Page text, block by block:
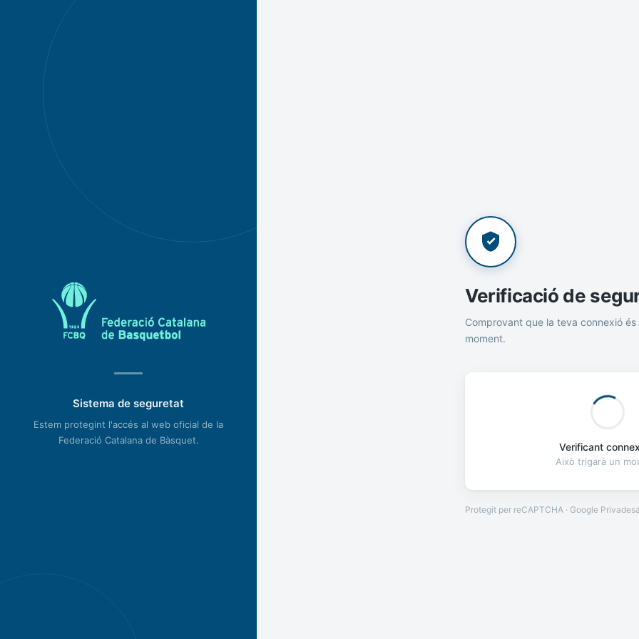
Sistema de seguretat
Estem protegint l'accés al web oficial de la
Federació Catalana de Bàsquet.
Verificació de
Comprovant que la teva connexió és
moment.
Verificant
Això trigarà un
Protegit per reCAPTCHA · Google Privadesa